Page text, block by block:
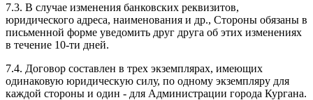
7.3. В случае изменения банковских реквизитов,
юридического адреса, наименования и др., Стороны обязаны в
письменной форме уведомить друг друга об этих изменениях
в течение 10-ти дней.
7.4. Договор составлен в трех экземплярах, имеющих
одинаковую юридическую силу, по одному экземпляру для
каждой стороны и один - для Администрации города Кургана.